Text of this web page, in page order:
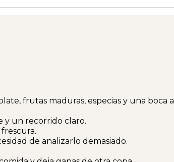
frutas maduras, especias y una boca
y un recorrido claro.
de analizarlo demasiado.